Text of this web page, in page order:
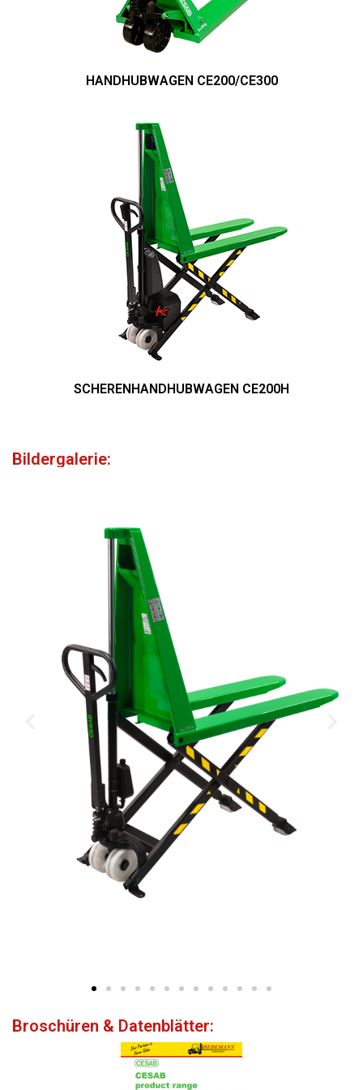
HANDHUBWAGEN CE200/CE300
SCHERENHANDHUBWAGEN CE200H
Bildergalerie:
Broschüren & Datenblätter: